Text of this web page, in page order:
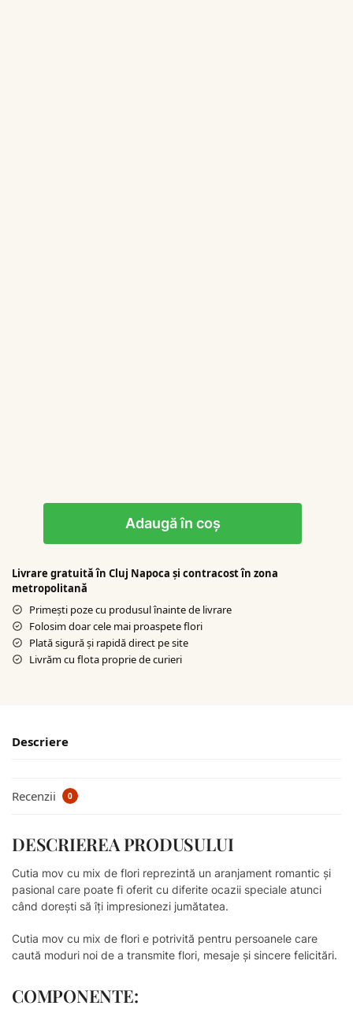
Adaugă în coș
Livrare gratuită în Cluj Napoca şi contracost în zona
metropolitană
Primești poze cu produsul înainte de livrare
Folosim doar cele mai proaspete flori
Plată sigură şi rapidă direct pe site
Livrăm cu flota proprie de curieri
Descriere
Recenzii 0
DESCRIEREA PRODUSULUI
Cutia mov cu mix de flori reprezintă un aranjament romantic și
pasional care poate fi oferit cu diferite ocazii speciale atunci
când dorești să îți impresionezi jumătatea.
Cutia mov cu mix de flori e potrivită pentru persoanele care
caută moduri noi de a transmite flori, mesaje și sincere felicitări.
COMPONENTE: